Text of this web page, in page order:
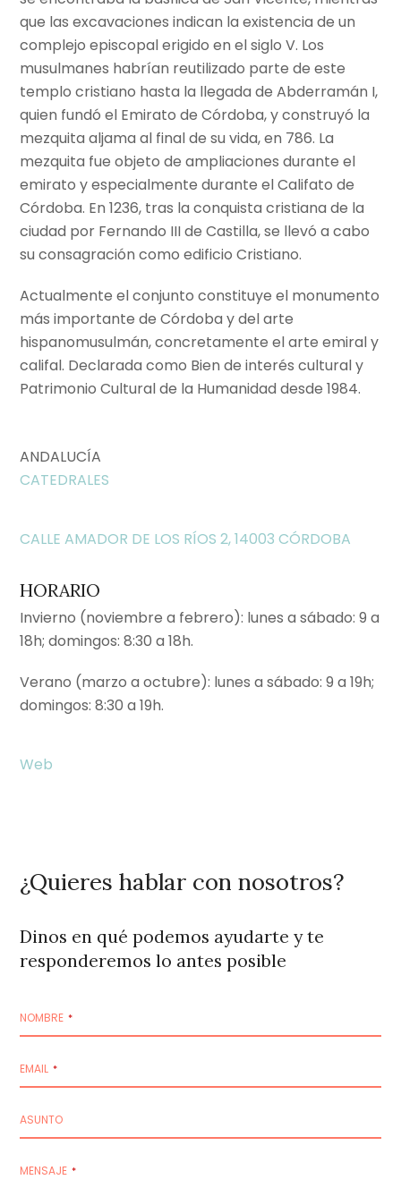
que las excavaciones indican la existencia de un
complejo episcopal erigido en el siglo V.​ Los
musulmanes habrían reutilizado parte de este
templo cristiano​ hasta la llegada de Abderramán I,
quien fundó el Emirato de Córdoba, y construyó la
mezquita aljama al final de su vida, en 786. La
mezquita fue objeto de ampliaciones durante el
emirato y especialmente durante el Califato de
Córdoba. En 1236, tras la conquista cristiana de la
ciudad por Fernando III de Castilla, se llevó a cabo
su consagración como edificio Cristiano.
Actualmente el conjunto constituye el monumento
más importante de Córdoba y del arte
hispanomusulmán, concretamente el arte emiral y
califal. Declarada como Bien de interés cultural​ y
Patrimonio Cultural de la Humanidad desde 1984.
ANDALUCÍA
CATEDRALES
CALLE AMADOR DE LOS RÍOS 2, 14003 CÓRDOBA
HORARIO
Invierno (noviembre a febrero): lunes a sábado: 9 a
18h; domingos: 8:30 a 18h.
Verano (marzo a octubre): lunes a sábado: 9 a 19h;
domingos: 8:30 a 19h.
Web
¿Quieres hablar con nosotros?
Dinos en qué podemos ayudarte y te
responderemos lo antes posible
NOMBRE *
EMAIL *
ASUNTO
MENSAJE *